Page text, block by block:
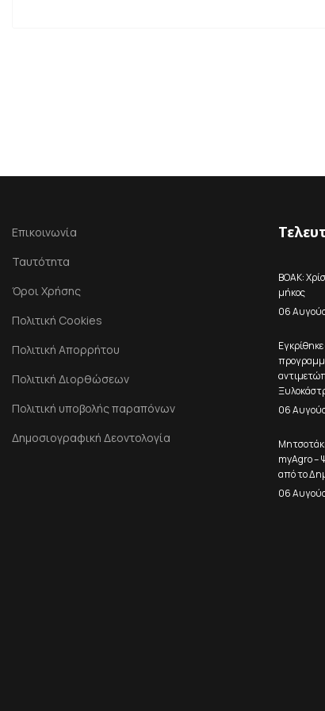
Επικοινωνία
Ταυτότητα
Όροι Χρήσης
Πολιτική Cookies
Πολιτική Απορρήτου
Πολιτική Διορθώσεων
Πολιτική υποβολής παραπόνων
Δημοσιογραφική Δεοντολογία
ΒΟΑΚ:
μήκος
06
06
myAgro –
από το
06